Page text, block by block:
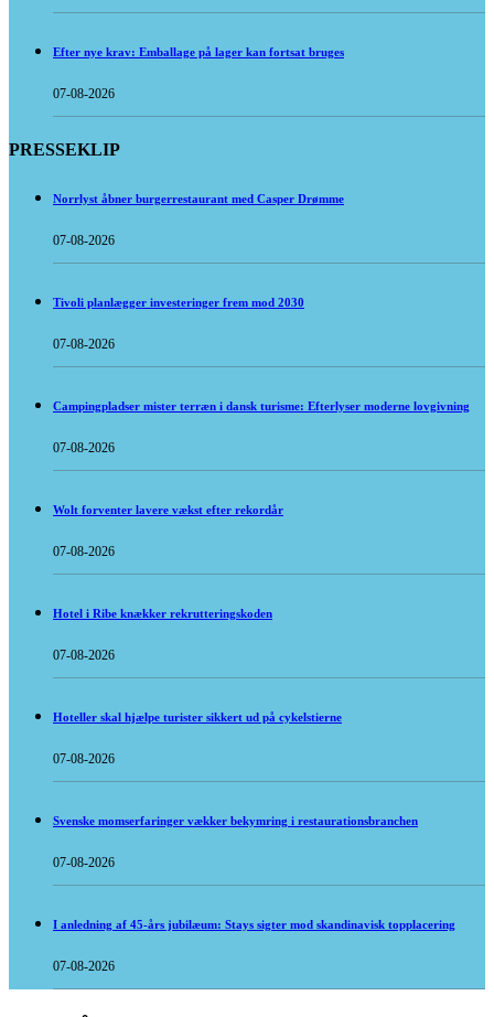
Efter nye krav: Emballage på lager kan fortsat bruges
07-08-2026
PRESSEKLIP
Norrlyst åbner burgerrestaurant med Casper Drømme
07-08-2026
Tivoli planlægger investeringer frem mod 2030
07-08-2026
Campingpladser mister terræn i dansk turisme: Efterlyser moderne lovgivning
07-08-2026
Wolt forventer lavere vækst efter rekordår
07-08-2026
Hotel i Ribe knækker rekrutteringskoden
07-08-2026
Hoteller skal hjælpe turister sikkert ud på cykelstierne
07-08-2026
Svenske momserfaringer vækker bekymring i restaurationsbranchen
07-08-2026
I anledning af 45-års jubilæum: Stays sigter mod skandinavisk topplacering
07-08-2026